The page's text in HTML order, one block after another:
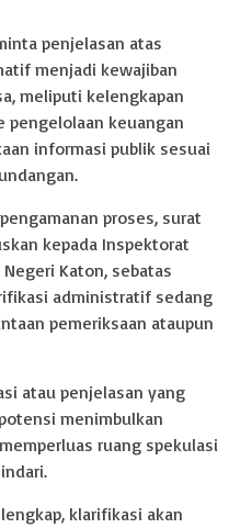
penjelasan atas
menjadi kewajiban
meliputi kelengkapan
pengelolaan keuangan
informasi publik sesuai
proses, surat
kepada Inspektorat
Katon, sebatas
administratif sedang
pemeriksaan ataupun
atau penjelasan yang
menimbulkan
ruang spekulasi
klarifikasi akan